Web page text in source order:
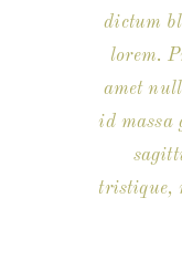
dictum
lorem.
amet
id massa
tristique,